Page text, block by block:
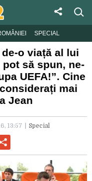
SPECIAL
o viață al lui
pot să spun, ne-
UEFA!”. Cine
mai
Jean
13:57 Special